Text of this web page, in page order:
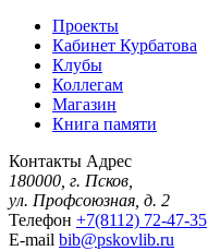
Проекты
Кабинет Курбатова
Клубы
Коллегам
Магазин
Книга памяти
Контакты Адрес
180000, г. Псков,
ул. Профсоюзная, д. 2
Телефон +7(8112) 72-47-35
E-mail bib@pskovlib.ru